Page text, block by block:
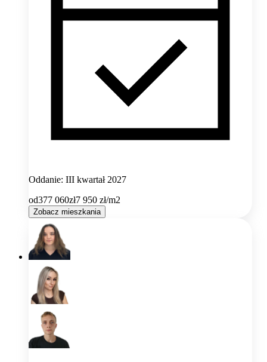
Oddanie: III kwartał 2027
od377 060zł7 950 zł/m2
Zobacz mieszkania